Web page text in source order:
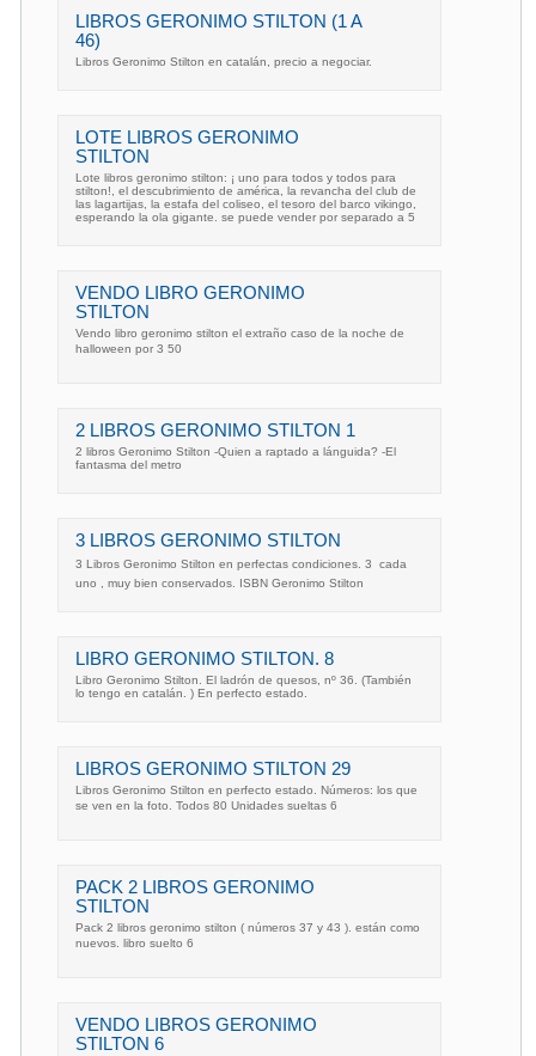
LIBROS GERONIMO STILTON (1 A
46)
Libros Geronimo Stilton en catalán, precio a negociar.
LOTE LIBROS GERONIMO
STILTON
Lote libros geronimo stilton: ¡ uno para todos y todos para
stilton!, el descubrimiento de américa, la revancha del club de
las lagartijas, la estafa del coliseo, el tesoro del barco vikingo,
esperando la ola gigante. se puede vender por separado a 5
VENDO LIBRO GERONIMO
STILTON
Vendo libro geronimo stilton el extraño caso de la noche de
halloween por 3 50
2 LIBROS GERONIMO STILTON 1
2 libros Geronimo Stilton -Quien a raptado a lánguida? -El
fantasma del metro
3 LIBROS GERONIMO STILTON
3 Libros Geronimo Stilton en perfectas condiciones. 3  cada
uno , muy bien conservados. ISBN Geronimo Stilton
LIBRO GERONIMO STILTON. 8
Libro Geronimo Stilton. El ladrón de quesos, nº 36. (También
lo tengo en catalán. ) En perfecto estado.
LIBROS GERONIMO STILTON 29
Libros Geronimo Stilton en perfecto estado. Números: los que
se ven en la foto. Todos 80 Unidades sueltas 6
PACK 2 LIBROS GERONIMO
STILTON
Pack 2 libros geronimo stilton ( números 37 y 43 ). están como
nuevos. libro suelto 6 
VENDO LIBROS GERONIMO
STILTON 6